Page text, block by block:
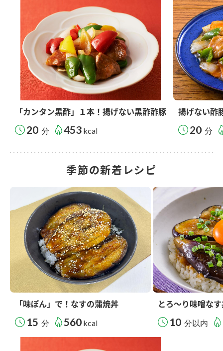
「カンタン黒酢」１本！揚げない黒酢酢豚
20 分 453 kcal
揚げない酢
20 分
季節の新着レシピ
「味ぽん」で！なすの蒲焼丼
15 分 560 kcal
とろ～り味噌な
10 分以内